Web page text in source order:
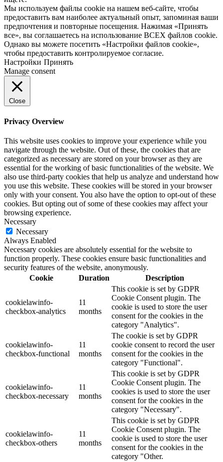
Мы используем файлы cookie на нашем веб-сайте, чтобы
предоставить вам наиболее актуальный опыт, запоминая ваши
предпочтения и повторные посещения. Нажимая «Принять
все», вы соглашаетесь на использование ВСЕХ файлов cookie.
Однако вы можете посетить «Настройки файлов cookie»,
чтобы предоставить контролируемое согласие.
Настройки Принять
Manage consent
Close
Privacy Overview
This website uses cookies to improve your experience while you
navigate through the website. Out of these, the cookies that are
categorized as necessary are stored on your browser as they are
essential for the working of basic functionalities of the website. We
also use third-party cookies that help us analyze and understand how
you use this website. These cookies will be stored in your browser
only with your consent. You also have the option to opt-out of these
cookies. But opting out of some of these cookies may affect your
browsing experience.
Necessary
Necessary
Always Enabled
Necessary cookies are absolutely essential for the website to
function properly. These cookies ensure basic functionalities and
security features of the website, anonymously.
Cookie
Duration Description
cookielawinfo-
checkbox-analytics
11
months
This cookie is set by GDPR
Cookie Consent plugin. The
cookie is used to store the user
consent for the cookies in the
category "Analytics".
cookielawinfo-
checkbox-functional
11
months
The cookie is set by GDPR
cookie consent to record the user
consent for the cookies in the
category "Functional".
cookielawinfo-
checkbox-necessary
11
months
This cookie is set by GDPR
Cookie Consent plugin. The
cookies is used to store the user
consent for the cookies in the
category "Necessary".
cookielawinfo-
checkbox-others
11
months
This cookie is set by GDPR
Cookie Consent plugin. The
cookie is used to store the user
consent for the cookies in the
category "Other.